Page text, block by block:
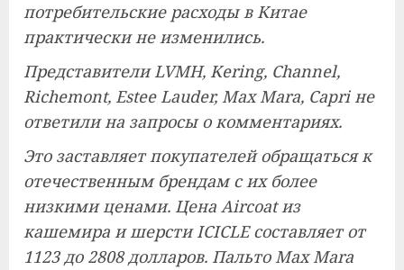
потребительские расходы в Китае
практически не изменились.
Представители LVMH, Kering, Channel,
Richemont, Estee Lauder, Max Mara, Capri не
ответили на запросы о комментариях.
Это заставляет покупателей обращаться к
отечественным брендам с их более
низкими ценами. Цена Aircoat из
кашемира и шерсти ICICLE составляет от
1123 до 2808 долларов. Пальто Max Mara